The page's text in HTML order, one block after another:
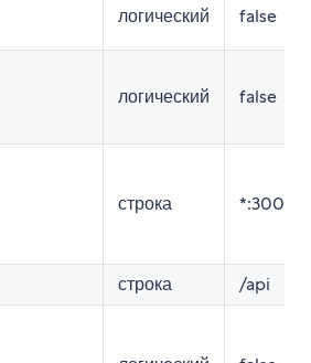
логический false
логический false
строка *:3001
строка /api